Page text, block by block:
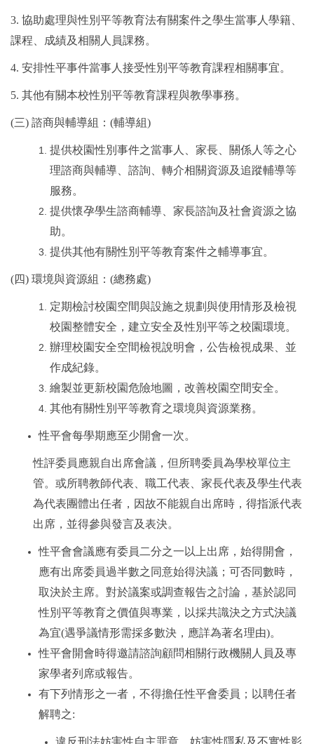
3. 協助處理與性別平等教育法有關案件之學生當事人學籍、
課程、成績及相關人員課務。
4. 安排性平事件當事人接受性別平等教育課程相關事宜。
5. 其他有關本校性別平等教育課程與教學事務。
(三) 諮商與輔導組：(輔導組)
提供校園性別事件之當事人、家長、關係人等之心
理諮商與輔導、諮詢、轉介相關資源及追蹤輔導等
服務。
提供懷孕學生諮商輔導、家長諮詢及社會資源之協
助。
提供其他有關性別平等教育案件之輔導事宜。
(四) 環境與資源組：(總務處)
定期檢討校園空間與設施之規劃與使用情形及檢視
校園整體安全，建立安全及性別平等之校園環境。
辦理校園安全空間檢視說明會，公告檢視成果、並
作成紀錄。
繪製並更新校園危險地圖，改善校園空間安全。
其他有關性別平等教育之環境與資源業務。
性平會每學期應至少開會一次。
性評委員應親自出席會議，但所聘委員為學校單位主
管。或所聘教師代表、職工代表、家長代表及學生代表
為代表團體出任者，因故不能親自出席時，得指派代表
出席，並得參與發言及表決。
性平會會議應有委員二分之一以上出席，始得開會，
應有出席委員過半數之同意始得決議；可否同數時，
取決於主席。對於議案或調查報告之討論，基於認同
性別平等教育之價值與專業，以採共識決之方式決議
為宜(遇爭議情形需採多數決，應詳為著名理由)。
性平會開會時得邀請諮詢顧問相關行政機關人員及專
家學者列席或報告。
有下列情形之一者，不得擔任性平會委員；以聘任者
解聘之: